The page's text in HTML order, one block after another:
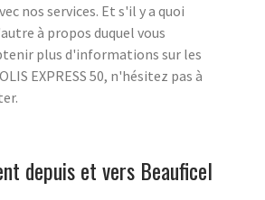
nos services. Et s'il y a quoi
à propos duquel vous
plus d'informations sur les
EXPRESS 50, n'hésitez pas à
depuis et vers Beauficel